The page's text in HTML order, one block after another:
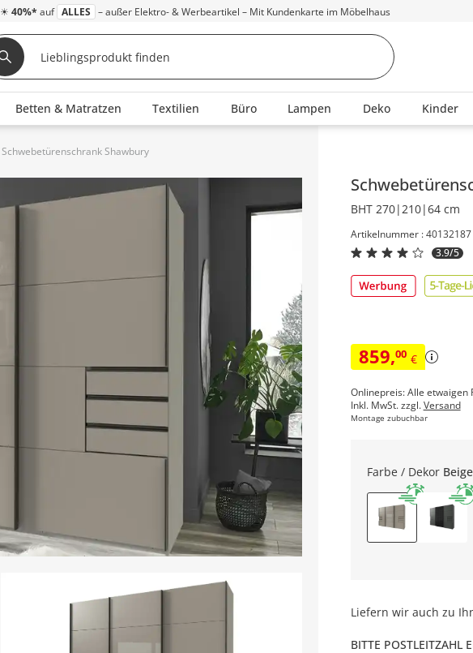
☀ 40%* auf ALLES – außer Elektro- & Werbeartikel – Mit Kundenkarte im Möbelhaus
Betten & Matratzen Textilien Büro Lampen Deko Kinder
Schwebetürenschrank Shawbury
BHT 270|210|64 cm
Artikelnummer : 40132187
3.9/5
859,00 €
Onlinepreis: Alle etwaigen
Inkl. MwSt. zzgl.Versand
Montage zubuchbar
Farbe / Dekor Beige
Liefern wir auch zu
BITTE POSTLEITZAHL